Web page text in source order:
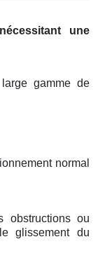
une
gamme de
normal
obstructions ou
glissement du